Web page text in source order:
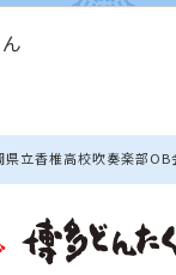
県立香椎高校吹奏楽部OB